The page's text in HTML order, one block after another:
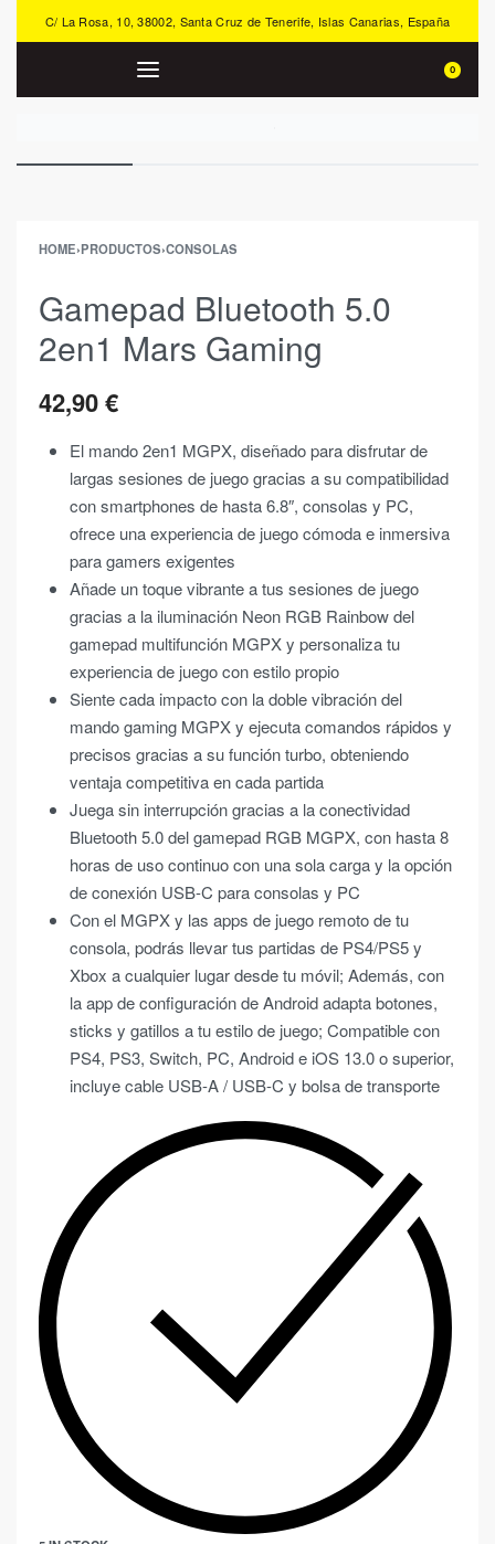
C/ La Rosa, 10, 38002, Santa Cruz de Tenerife, Islas Canarias, España
0
HOME›PRODUCTOS›CONSOLAS
Gamepad Bluetooth 5.0
2en1 Mars Gaming
42,90€
El mando 2en1 MGPX, diseñado para disfrutar de
largas sesiones de juego gracias a su compatibilidad
con smartphones de hasta 6.8″, consolas y PC,
ofrece una experiencia de juego cómoda e inmersiva
para gamers exigentes
Añade un toque vibrante a tus sesiones de juego
gracias a la iluminación Neon RGB Rainbow del
gamepad multifunción MGPX y personaliza tu
experiencia de juego con estilo propio
Siente cada impacto con la doble vibración del
mando gaming MGPX y ejecuta comandos rápidos y
precisos gracias a su función turbo, obteniendo
ventaja competitiva en cada partida
Juega sin interrupción gracias a la conectividad
Bluetooth 5.0 del gamepad RGB MGPX, con hasta 8
horas de uso continuo con una sola carga y la opción
de conexión USB-C para consolas y PC
Con el MGPX y las apps de juego remoto de tu
consola, podrás llevar tus partidas de PS4/PS5 y
Xbox a cualquier lugar desde tu móvil; Además, con
la app de configuración de Android adapta botones,
sticks y gatillos a tu estilo de juego; Compatible con
PS4, PS3, Switch, PC, Android e iOS 13.0 o superior,
incluye cable USB-A / USB-C y bolsa de transporte